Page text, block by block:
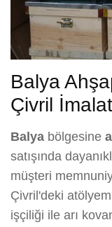
Balya
Çivril
Balya bölgesine
satışında
müşteri
Çivril'deki
işçiliği ile arı